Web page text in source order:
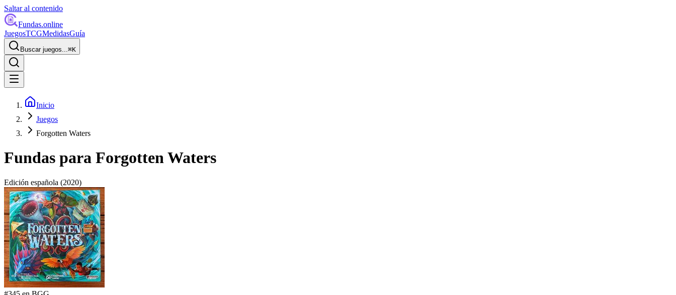
Saltar al contenido
Fundas.online
JuegosTCGMedidasGuía
Buscar juegos...⌘K
Inicio
Juegos
Forgotten Waters
Fundas para Forgotten Waters
Edición española (2020)